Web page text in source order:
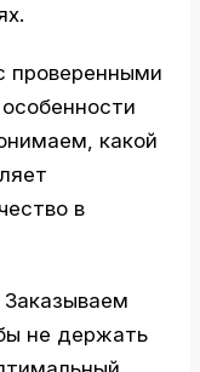
проверенными
какой
в
Заказываем
не держать